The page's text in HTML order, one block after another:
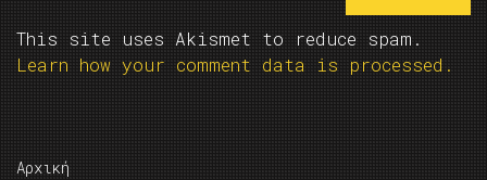
This site uses Akismet to reduce spam.
Learn how your comment data is processed.
Αρχική